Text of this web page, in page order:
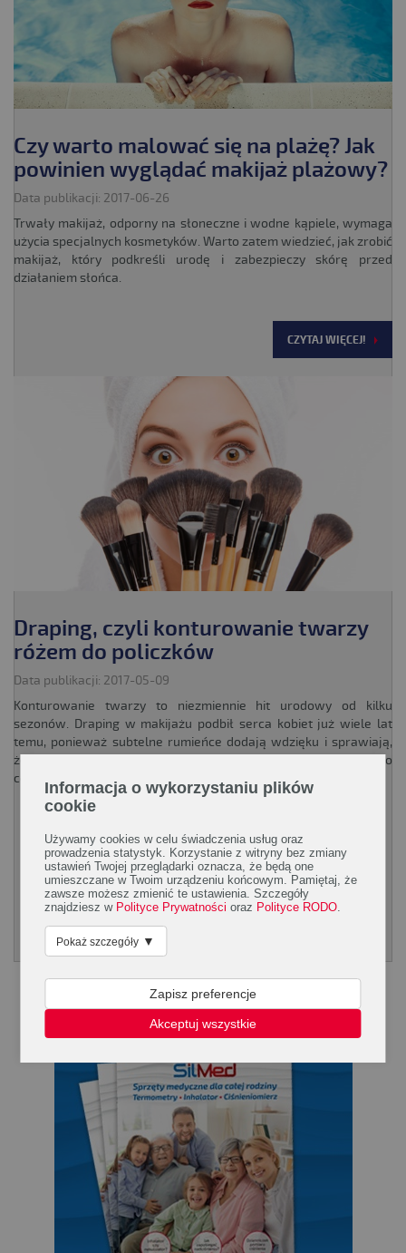
Czy warto malować się na plażę? Jak
powinien wyglądać makijaż plażowy?
Data publikacji: 2017-06-26
Trwały makijaż, odporny na słoneczne i wodne kąpiele, wymaga
użycia specjalnych kosmetyków. Warto zatem wiedzieć, jak zrobić
makijaż, który podkreśli urodę i zabezpieczy skórę przed
działaniem słońca.
CZYTAJ WIĘCEJ!
Draping, czyli konturowanie twarzy
różem do policzków
Data publikacji: 2017-05-09
Konturowanie twarzy to niezmiennie hit urodowy od kilku
sezonów. Draping w makijażu podbił serca kobiet już wiele lat
temu, ponieważ subtelne rumieńce dodają wdzięku i sprawiają,
że twarz wydaje się bardziej promienna i wypoczęta. Ostatnio
coraz większym zainteresowaniem cieszy się także metoda...
CZYTAJ WIĘCEJ!
1 2 3 4 ... 4 DALEJ
Poradnik Silmed
KLIKNIJ, ABY POBRAĆ PORADNK
Informacja o wykorzystaniu plików
cookie
Używamy cookies w celu świadczenia usług oraz
prowadzenia statystyk. Korzystanie z witryny bez zmiany
ustawień Twojej przeglądarki oznacza, że będą one
umieszczane w Twoim urządzeniu końcowym. Pamiętaj, że
zawsze możesz zmienić te ustawienia. Szczegóły
znajdziesz w Polityce Prywatności oraz Polityce RODO.
Pokaż szczegóły ▼
Zapisz preferencje
Akceptuj wszystkie